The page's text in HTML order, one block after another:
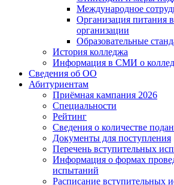
Международное
Организация питания
организации
Образовательные
История колледжа
Информация в СМИ о
Сведения об ОО
Абитуриентам
Приёмная кампания 2026
Специальности
Рейтинг
Сведения о количестве
Документы для поступления
Перечень вступительных
Информация о формах
испытаний
Расписание вступительных